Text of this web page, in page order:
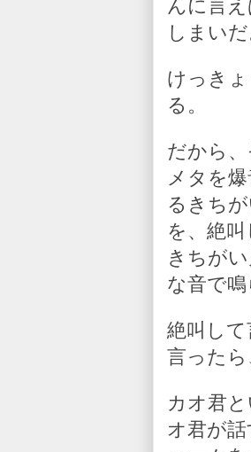
んに言
しまいだ
けっき
る。
だから
メタを
るきち
を、絶
きちが
な音で鳴
絶叫し
言った
カオ君
オ君が